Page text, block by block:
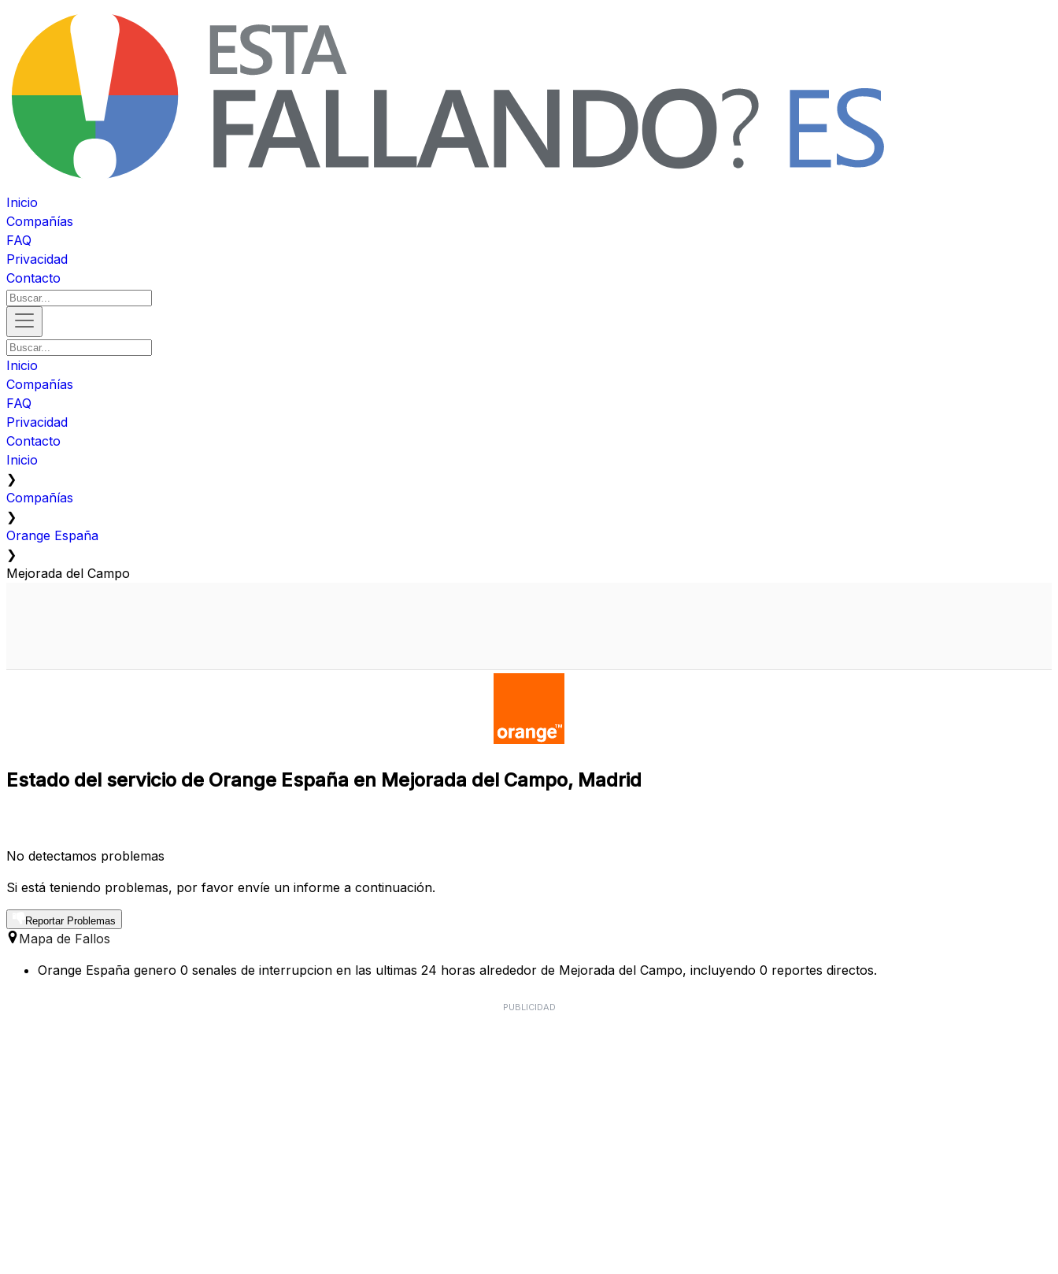
Inicio
Compañías
FAQ
Privacidad
Contacto
Inicio
Compañías
FAQ
Privacidad
Contacto
Inicio
❯
Compañías
❯
Orange España
❯
Mejorada del Campo
Estado del servicio de Orange España en Mejorada del Campo, Madrid
No detectamos problemas
Si está teniendo problemas, por favor envíe un informe a continuación.
Reportar Problemas
Mapa de Fallos
Orange España genero 0 senales de interrupcion en las ultimas 24 horas alrededor de Mejorada del Campo, incluyendo 0 reportes directos.
PUBLICIDAD